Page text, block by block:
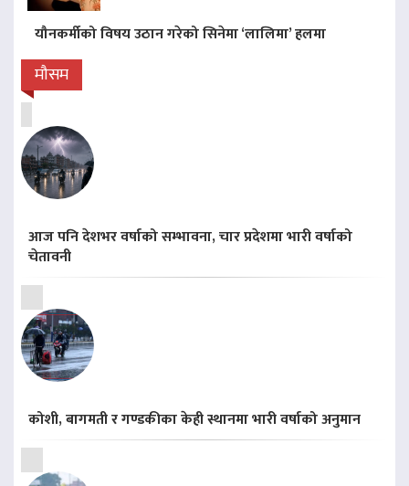
यौनकर्मीको विषय उठान गरेको सिनेमा ‘लालिमा’ हलमा
मौसम
आज पनि देशभर वर्षाको सम्भावना, चार प्रदेशमा भारी वर्षाको
चेतावनी
कोशी, बागमती र गण्डकीका केही स्थानमा भारी वर्षाको अनुमान